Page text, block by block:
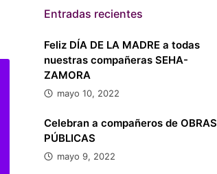
Entradas recientes
Feliz DÍA DE LA MADRE a todas
nuestras compañeras SEHA-
ZAMORA
mayo 10, 2022
Celebran a compañeros de OBRAS
PÚBLICAS
mayo 9, 2022